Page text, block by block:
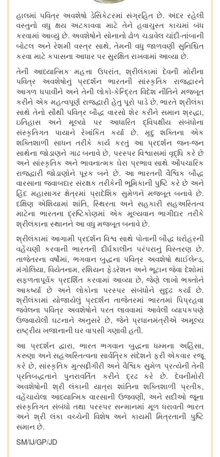
હાલમાં પવિત્ર અવશેષો ડેસિકેટરમાં સંગ્રહિત છે. અંદર રહેલી
વસ્તુનો વધુ ક્ષય અટકાવવા માટે તેને હવાચુસ્ત કાચમાં બંધ
કરવામાં આવ્યું છે.અવશેષોને સોનાનો ઢોળ ચડાવેલ ચાંદી-તાંબાની
બોટલ અને રેશમી વસ્ત્ર સાથે,તેમની વધુ જાળવણી સુનિશ્ચિત
કરવા માટે કપાસના આધાર પર સુરક્ષિત રાખવામાં આવ્યા છે.
તેની આધ્યાત્મિક મહત્તા ઉપરાંત,
શ્રીલંકામાં દેવની મોરીના
પવિત્ર અવશેષોનું પ્રદર્શન ભારતની સાંસ્કૃતિક રાજદ્વારને
આગળ ધપાવીને અને તેની લોકો-કેન્દ્રિત વિદેશ નીતિને મજબૂત
કરીને એક મહત્વપૂર્ણ રાજદ્વારી હેતુ પૂરો પાડે છે.ભારતે શ્રીલંકા
સાથે તેનો સૌથી પવિત્ર બૌદ્ધ વારસો શેર કરીને સમાન શ્રદ્ધા,
ઇતિહાસ અને મૂલ્યો પર આધારિત દ્વિપક્ષીય સંબંધોના
સંસ્કૃતિગત પાયાને રેખાંકિત કર્યા છે.
મૃદુ શક્તિના એક
શક્તિશાળી સાધન તરીકે કાર્ય કરતું આ પ્રદર્શન જન-જન
સાથેના જોડાણને ગાઢ બનાવે છે, પરસ્પર વિશ્વાસમાં વૃદ્ધિ કરે છે
અને સાંસ્કૃતિક અને ભાવનાત્મક ઘેરા પ્રભાવ સાથે ઔપચારિક
રાજદ્વારી જોડાણોને પૂરક બને છે. આ ભારતની વૈશ્વિક બૌદ્ધ
વારસાના જવાબદાર સંરક્ષક તરીકેની ભૂમિકાની પુષ્ટિ કરે છે અને
હિંદ મહાસાગર ક્ષેત્રમાં પ્રાદેશિક સુમેળને મજબૂત બનાવે છે.
દક્ષિણ એશિયામાં શાંતિ,
સ્થિરતા અને સહકારી સહઅસ્તિત્વ
માટેના ભારતના દ્રષ્ટિકોણમાં એક મૂલ્યવાન ભાગીદાર તરીકે
શ્રીલંકાના સ્થાનને આ વધુ મજબૂત બનાવે છે.
શ્રીલંકામાં આગામી પ્રદર્શન વિશ્વ સાથે પોતાની બૌદ્ધ ધરોહરની
વહેંચણી કરવાની ભારતની દીર્ઘકાલીન પરંપરાનું વિસ્તરણ છે.
તાજેતરના વર્ષોમાં, ભગવાન બુદ્ધના પવિત્ર અવશેષો થાઈલેન્ડ,
મંગોલિયા, વિયેતનામ,રશિયન ફેડરેશન અને ભૂટાન જેવા દેશોમાં
સફળતાપૂર્વક પ્રદર્શિત કરવામાં આવ્યા છે,જેણે લાખો ભક્તોને
આકર્ષ્યા છે અને લોકોના પરસ્પર સંબંધોને સુદૃઢ કર્યા છે.
શ્રીલંકામાં યોજાયેલું પ્રદર્શન તાજેતરમાં ભારતમાં પિપ્રહવા
જ્વેલના પવિત્ર અવશેષોને પરત લાવવામાં આવેલી વ્યાપકપણે
ઉજવાયેલી ઘટનાને અનુસરે છે, જેને પ્રધાનમંત્રીએ અમૂલ્ય
રાષ્ટ્રીય ખજાનાની ઘર વાપસી ગણાવી હતી.
આ પ્રદર્શન દ્વારા, ભારત ભગવાન બુદ્ધના ધમ્મના અહિંસા,
કરુણા અને સહઅસ્તિત્વના સાર્વત્રિક સંદેશને ફરી એકવાર રજૂ
કરે છે, સાંસ્કૃતિક મુત્સદ્દીગીરી અને વૈશ્વિક સુમેળ પ્રત્યેની તેની
પ્રતિબદ્ધતાને પુનરાવર્તિત કરીને દ્રઢ કરે છે.દેવનીમોરી
અવશેષોની શ્રી લંકાની યાત્રા શાંતિના શક્તિશાળી પ્રતીક,
વહેંચાયેલા આધ્યાત્મિક વારસાની ઉજવણી, અને સદીઓ જૂના
સંસ્કૃતિગત સંબંધો તથા પરસ્પર સન્માનમાં મૂળ ધરાવતી ભારત
અને શ્રી લંકા વચ્ચેની વિશેષ અને કાયમી મિત્રતાની પુષ્ટિ
સમાન છે.
SM/IJ/GP/JD